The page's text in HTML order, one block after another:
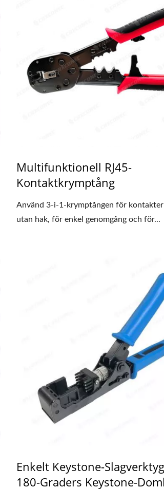
Multifunktionell RJ45-
Kontaktkrymptång
Använd 3-i-1-krymptången för
utan hak, för enkel genomgång och för...
Enkelt Keystone-
180-Graders Keystone-